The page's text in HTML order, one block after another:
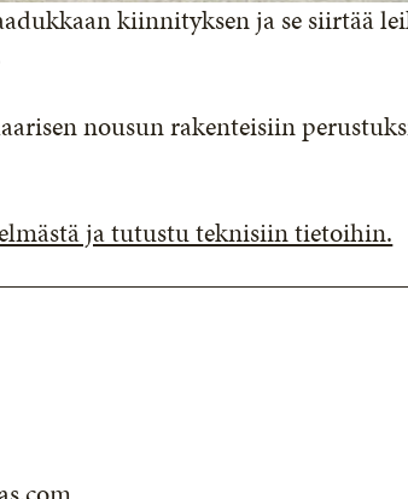
kiinnityksen ja se siirtää
nousun rakenteisiin
ja tutustu teknisiin tietoihin.